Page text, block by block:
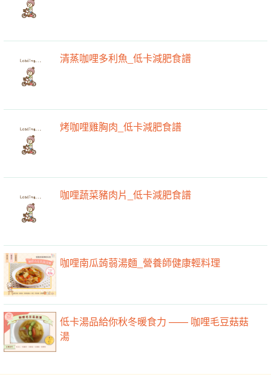
清蒸咖哩多利魚_低卡減肥食譜
烤咖哩雞胸肉_低卡減肥食譜
咖哩蔬菜豬肉片_低卡減肥食譜
咖哩南瓜蒟蒻湯麵_營養師健康輕料理
低卡湯品給你秋冬暖食力 —— 咖哩毛豆菇菇
湯